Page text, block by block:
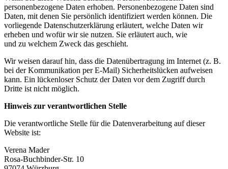
personenbezogene Daten erhoben. Personenbezogene Daten sind
Daten, mit denen Sie persönlich identifiziert werden können. Die
vorliegende Datenschutzerklärung erläutert, welche Daten wir
erheben und wofür wir sie nutzen. Sie erläutert auch, wie
und zu welchem Zweck das geschieht.
Wir weisen darauf hin, dass die Datenübertragung im Internet (z. B.
bei der Kommunikation per E-Mail) Sicherheitslücken aufweisen
kann. Ein lückenloser Schutz der Daten vor dem Zugriff durch
Dritte ist nicht möglich.
Hinweis zur verantwortlichen Stelle
Die verantwortliche Stelle für die Datenverarbeitung auf dieser
Website ist:
Verena Mader
Rosa-Buchbinder-Str. 10